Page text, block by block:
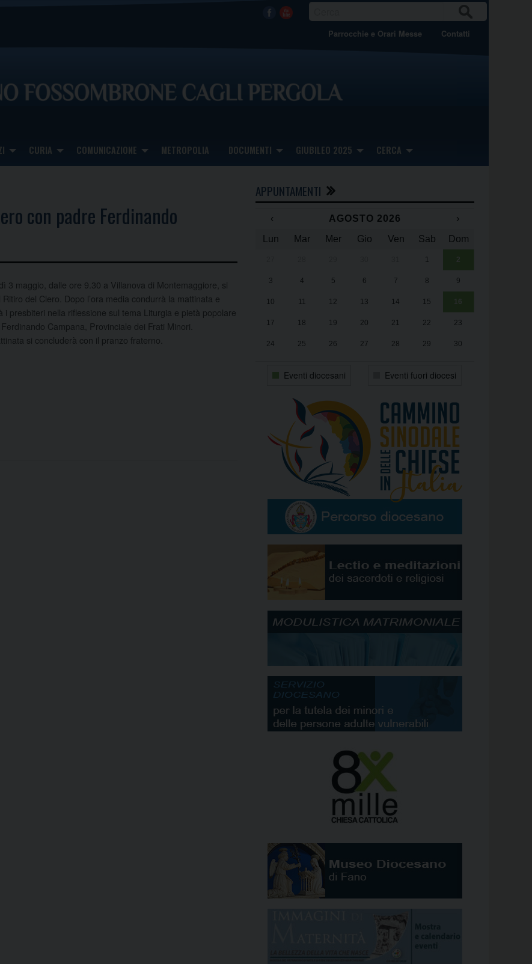
Facebook
Youtube CA
Parrocchie e Orari Messe Contatti
CURIA COMUNICAZIONE METROPOLIA DOCUMENTI GIUBILEO 2025 CERCA
con padre Ferdinando
3 maggio, dalle ore 9.30 a Villanova di Montemaggiore, si
Ritiro del Clero. Dopo l’ora media condurrà la mattinata e
i presbiteri nella riflessione sul tema Liturgia e pietà popolare
Campana, Provinciale dei Frati Minori.
si concluderà con il pranzo fraterno.
APPUNTAMENTI
‹ AGOSTO 2026
›
Lun
Mar Mer Gio Ven Sab Dom
1 2
3 4 5 6 7 8 9
10 11 12 13 14 15 16
17 18 19 20 21 22 23
24 25 26 27 28 29 30
Eventi diocesani Eventi fuori diocesi